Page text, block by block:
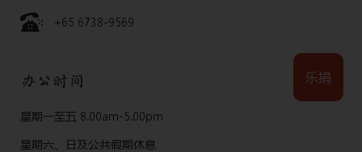
+65 6738-9569
办公时间
星期一至五 8.00am-5.00pm
星期六、日及公共假期休息
乐捐